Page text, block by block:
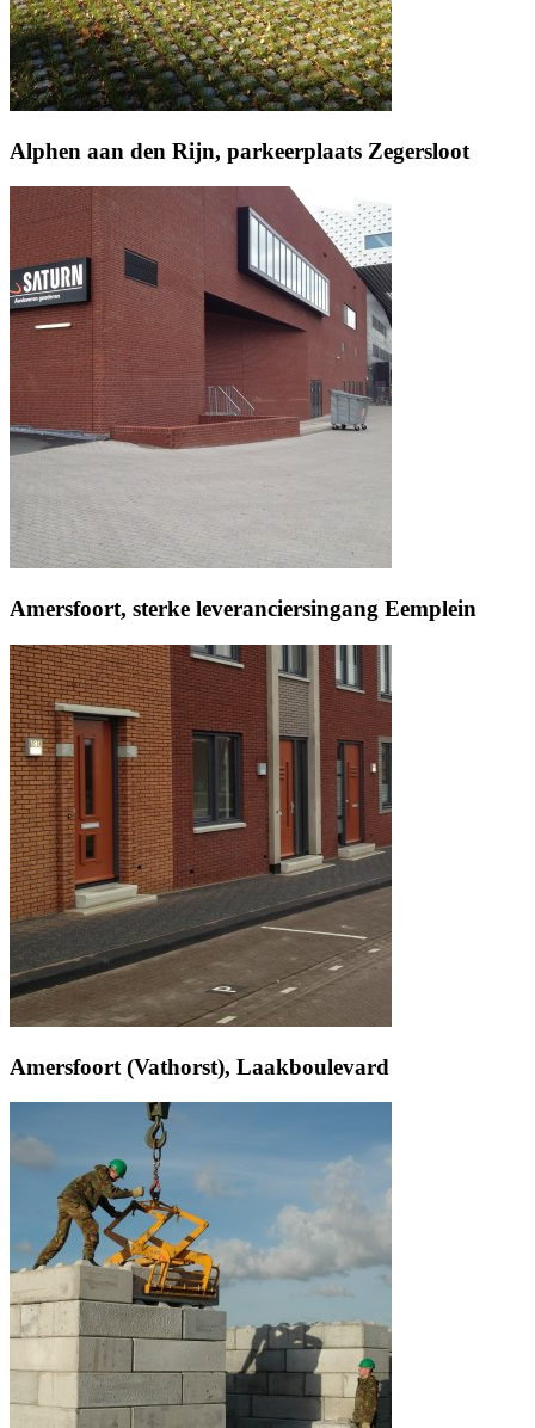
Alphen aan den Rijn, parkeerplaats Zegersloot
Amersfoort, sterke leveranciersingang Eemplein
Amersfoort (Vathorst), Laakboulevard